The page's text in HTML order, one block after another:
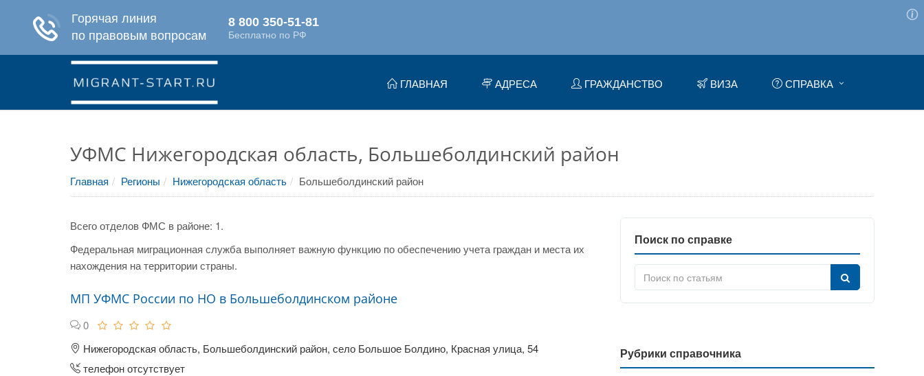
ГЛАВНАЯ АДРЕСА ГРАЖДАНСТВО ВИЗА СПРАВКА
УФМС Нижегородская область, Большеболдинский район
Главная Регионы Нижегородская область Большеболдинский район
Всего отделов ФМС в районе: 1.
Федеральная миграционная служба выполняет важную функцию по обеспечению учета граждан и места их
нахождения на территории страны.
МП УФМС России по НО в Большеболдинском районе
0
Нижегородская область, Большеболдинский район, село Большое Болдино, Красная улица, 54
телефон отсутствует
Поиск по справке
Рубрики справочника